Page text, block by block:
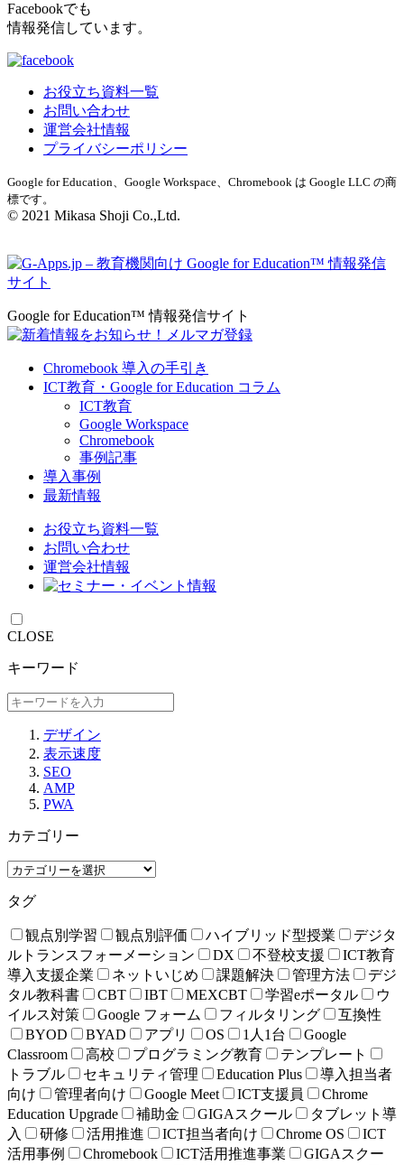
Facebookでも
情報発信しています。
お役立ち資料一覧
お問い合わせ
運営会社情報
プライバシーポリシー
Google for Education、Google Workspace、Chromebook は Google LLC の商
標です。
© 2021 Mikasa Shoji Co.,Ltd.
Google for Education™ 情報発信サイト
Chromebook 導入の手引き
ICT教育・Google for Education コラム
ICT教育
Google Workspace
Chromebook
事例記事
導入事例
最新情報
お役立ち資料⼀覧
お問い合わせ
運営会社情報
CLOSE
キーワード
デザイン
表示速度
SEO
AMP
PWA
カテゴリー
タグ
観点別学習 観点別評価 ハイブリッド型授業
デジタ
ルトランスフォーメーション
DX 不登校支援
ICT教育
導入支援企業
ネットいじめ 課題解決 管理方法
デジ
タル教科書
CBT IBT MEXCBT 学習eポータル
ウ
イルス対策
Google フォーム フィルタリング
互換性
BYOD
BYAD アプリ OS 1人1台
Google
Classroom
高校 プログラミング教育
テンプレート
トラブル
セキュリティ管理 Education Plus
導入担当者
向け
管理者向け Google Meet ICT支援員
Chrome
Education Upgrade
補助金 GIGAスクール
タブレット導
入
研修 活用推進 ICT担当者向け Chrome OS
ICT
活用事例
Chromebook ICT活用推進事業
GIGAスクー